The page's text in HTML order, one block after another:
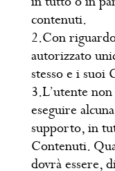
contenuti.
2.Con
autorizzato
stesso e i suoi
3.L’utente
eseguire
supporto, in
Contenuti.
dovrà essere,